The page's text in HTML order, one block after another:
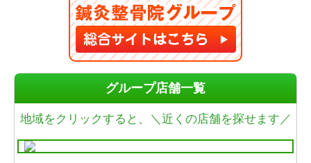
グループ店舗一覧
地域をクリックすると、 ＼近くの店舗を探せます／